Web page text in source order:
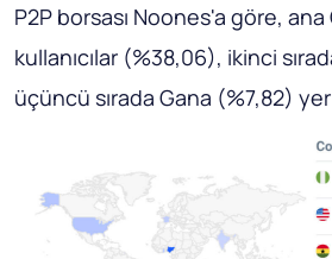
P2P borsası Noones'a göre, ana
kullanıcılar (%38,06), ikinci
üçüncü sırada Gana (%7,82) yer